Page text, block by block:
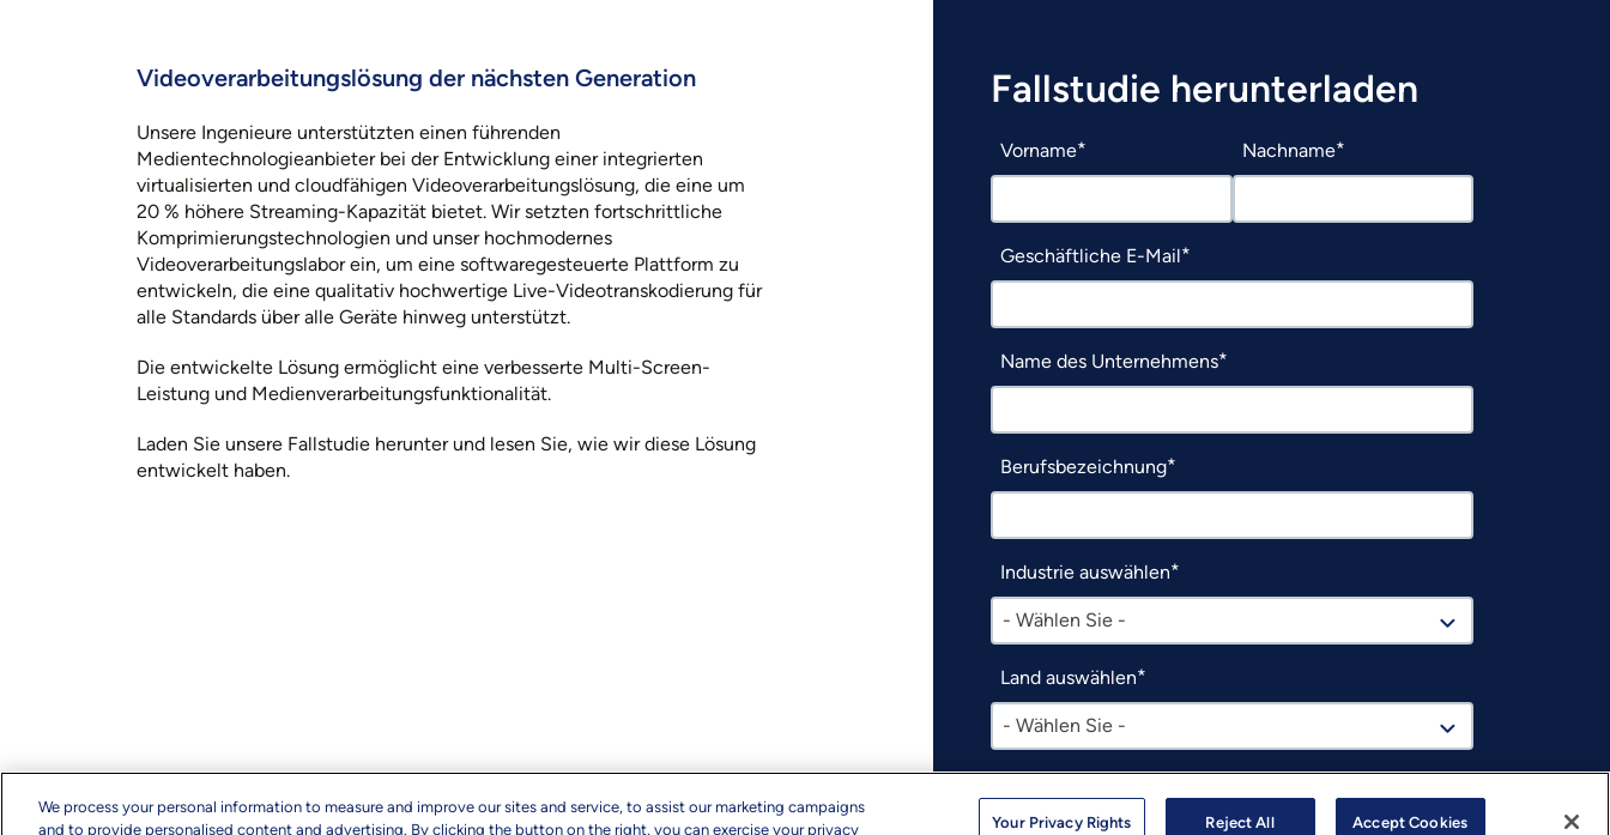
Videoverarbeitungslösung der nächsten Generation
Unsere Ingenieure unterstützten einen führenden
Medientechnologieanbieter bei der Entwicklung einer integrierten
virtualisierten und cloudfähigen Videoverarbeitungslösung, die eine um
20 % höhere Streaming-Kapazität bietet. Wir setzten fortschrittliche
Komprimierungstechnologien und unser hochmodernes
Videoverarbeitungslabor ein, um eine softwaregesteuerte Plattform zu
entwickeln, die eine qualitativ hochwertige Live-Videotranskodierung für
alle Standards über alle Geräte hinweg unterstützt.
Die entwickelte Lösung ermöglicht eine verbesserte Multi-Screen-
Leistung und Medienverarbeitungsfunktionalität.
Laden Sie unsere Fallstudie herunter und lesen Sie, wie wir diese Lösung
entwickelt haben.
Fallstudie herunterladen
Vorname Nachname
Geschäftliche E-Mail
Name des Unternehmens
Berufsbezeichnung
Industrie auswählen
- Wählen Sie -
Land auswählen
- Wählen Sie -
Marketingveranstaltungen usw. erhalten.
We process your personal information to measure and improve our sites and service, to assist our marketing campaigns
and to provide personalised content and advertising. By clicking the button on the right, you can exercise your privacy
Your Privacy Rights Reject All Accept Cookies